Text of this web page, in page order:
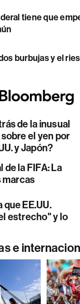
tiene que
burbujas y el
de la inusual
el yen por
y Japón?
de la FIFA: La
marcas
EE.UU.
estrecho" y lo
e